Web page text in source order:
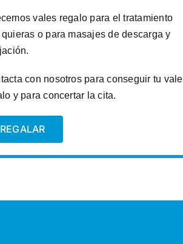
vales regalo para el tratamiento
o para masajes de descarga y
con nosotros para conseguir tu vale
y para concertar la cita.
REGALAR